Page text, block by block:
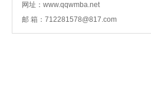
网址：www.qqwmba.net
邮 箱： 712281578@817.com